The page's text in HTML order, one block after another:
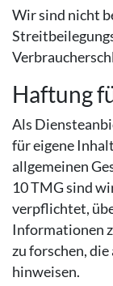
Wir sind nicht
Haftung
Als
für eigene
allgemeinen
10 TMG sind
verpflichtet,
Informationen
zu forschen,
hinweisen.